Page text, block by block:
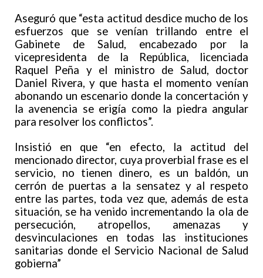
Aseguró que “esta actitud desdice mucho de los
esfuerzos que se venían trillando entre el
Gabinete de Salud, encabezado por la
vicepresidenta de la República, licenciada
Raquel Peña y el ministro de Salud, doctor
Daniel Rivera, y que hasta el momento venían
abonando un escenario donde la concertación y
la avenencia se erigía como la piedra angular
para resolver los conflictos”.
Insistió en que “en efecto, la actitud del
mencionado director, cuya proverbial frase es el
servicio, no tienen dinero, es un baldón, un
cerrón de puertas a la sensatez y al respeto
entre las partes, toda vez que, además de esta
situación, se ha venido incrementando la ola de
persecución, atropellos, amenazas y
desvinculaciones en todas las instituciones
sanitarias donde el Servicio Nacional de Salud
gobierna”